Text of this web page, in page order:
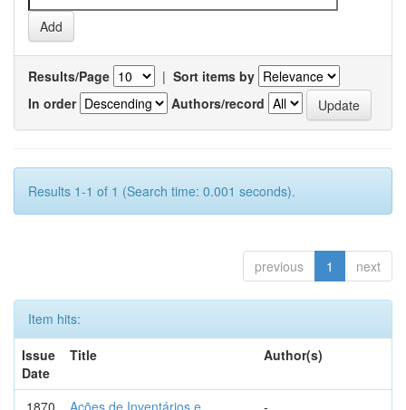
Results/Page | Sort items by
In order
Authors/record
Results 1-1 of 1 (Search time: 0.001 seconds).
previous 1 next
Item hits:
Issue
Date
Title Author(s)
1870
Ações de Inventários e
-